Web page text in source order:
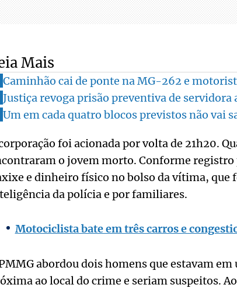
Mais
Caminhão cai de ponte na MG-262 e
Justiça revoga prisão preventiva de servidora
Um em cada quatro blocos previstos não vai
foi acionada por volta de 21h20.
o jovem morto. Conforme
e dinheiro físico no bolso da vítima, que
da polícia e por familiares.
Motociclista bate em três carros e
abordou dois homens que estavam
ao local do crime e seriam suspeitos.